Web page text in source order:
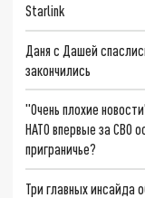
Starlink
Даня с Дашей
закончились
"Очень плохие
НАТО впервые за СВО
приграничье?
Три главных инсайда